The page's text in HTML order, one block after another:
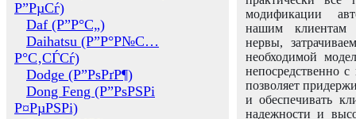
Р”РµСѓ)
Daf (Р”Р°С„)
Daihatsu (Р”Р°Р№С…
Р°С‚СЃСѓ)
Dodge (Р”РѕРґР¶)
Dong Feng (Р”РѕРЅРі
Р¤РµРЅРі)
модификации
нашим клиентам
нервы,
необходимой
непосредственно
позволяет
и обеспечивать
надежности и